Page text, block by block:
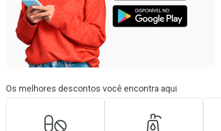
Os melhores descontos você encontra aqui